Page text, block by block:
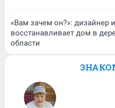
«Вам зачем он?»: дизайнер
восстанавливает дом в
области